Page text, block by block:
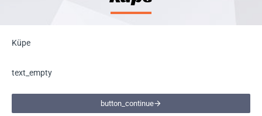
Küpe
text_empty
button_continue